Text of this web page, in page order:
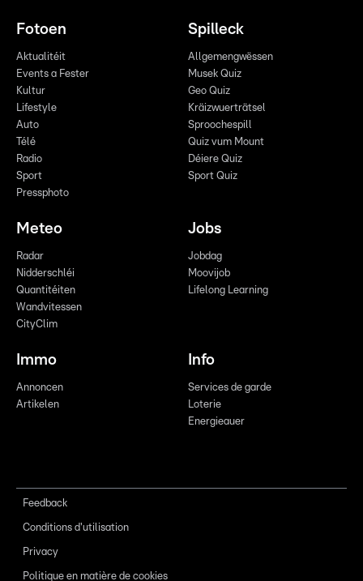
Fotoen
Aktualitéit
Events a Fester
Kultur
Lifestyle
Auto
Télé
Radio
Sport
Pressphoto
Spilleck
Allgemengwëssen
Musek Quiz
Geo Quiz
Kräizwuerträtsel
Sproochespill
Quiz vum Mount
Déiere Quiz
Sport Quiz
Meteo
Radar
Nidderschléi
Quantitéiten
Wandvitessen
CityClim
Jobs
Jobdag
Moovijob
Lifelong Learning
Immo
Annoncen
Artikelen
Info
Services de garde
Loterie
Energieauer
Feedback
Conditions d'utilisation
Privacy
Politique en matière de cookies